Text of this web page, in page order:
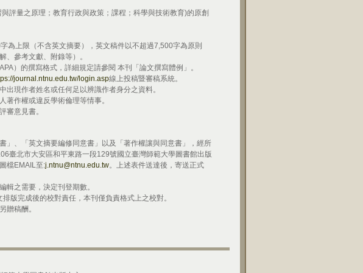
評量之原理；教育行政與政策；課程；科學與技術教育)的原創
為上限（不含英文摘要），英文稿件以不超過7,500字為原則
、參考文獻、附錄等）。
）的撰寫格式，詳細規定請參閱 本刊「論文撰寫體例」。
journal.ntnu.edu.tw/login.asp線上投稿暨審稿系統。
出現作者姓名或任何足以辨識作者身分之資料。
著作權或違反學術倫理等情事。
審意見書。
」、「英文摘要編修同意書」以及「著作權讓與同意書」，經所
臺北市大安區和平東路一段129號國立臺灣師範大學圖書館出版
檔EMAIL至:j.ntnu@ntnu.edu.tw。上述表件送達後，寄送正式
輯之需要，決定刊登期數。
版完成後的校對責任，本刊僅負責格式上之校對。
贈稿酬。